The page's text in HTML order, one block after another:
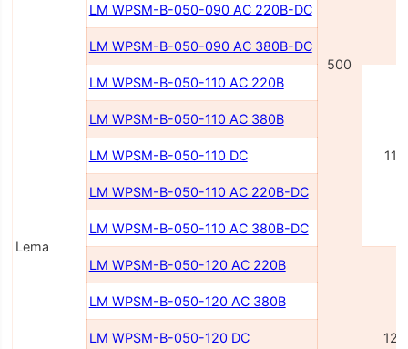
Lema
500
LM WPSM-B-050-090 AC 220В-DC
LM WPSM-B-050-090 AC 380В-DC
LM WPSM-B-050-110 AC 220В
LM WPSM-B-050-110 AC 380В
LM WPSM-B-050-110 DC
LM WPSM-B-050-110 AC 220В-DC
LM WPSM-B-050-110 AC 380В-DC
LM WPSM-B-050-120 AC 220В
LM WPSM-B-050-120 AC 380В
LM WPSM-B-050-120 DC